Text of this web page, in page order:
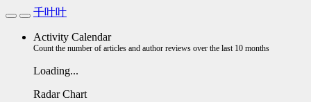
千叶叶
Activity Calendar
Count the number of articles and author reviews over the last 10 months
Loading...
Radar Chart